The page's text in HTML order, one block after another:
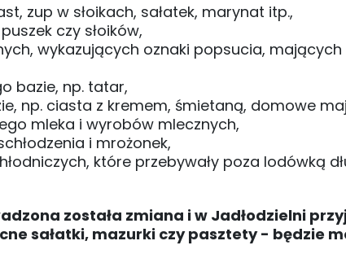
zup w słoikach, sałatek, marynat itp.,
czy słoików,
wykazujących oznaki popsucia,
bazie, np. tatar,
np. ciasta z kremem, śmietaną, domowe
mleka i wyrobów mlecznych,
i mrożonek,
które przebywały poza lodówką
została zmiana i w Jadłodzielni
sałatki, mazurki czy pasztety - będzie